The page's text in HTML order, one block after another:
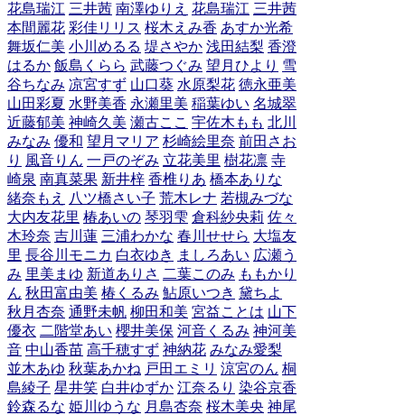
花島瑞江 三井茜 南澤ゆりえ 花島瑞江 三井茜
本間麗花 彩佳リリス 桜木えみ香 あすか光希
舞坂仁美 小川めるる 堤さやか 浅田結梨 香澄
はるか 飯島くらら 武藤つぐみ 望月ひより 雪
谷ちなみ 凉宮すず 山口葵 水原梨花 徳永亜美
山田彩夏 水野美香 永瀬里美 稲葉ゆい 名城翠
近藤郁美 神崎久美 瀬古ここ 宇佐木もも 北川
みなみ 優和 望月マリア 杉崎絵里奈 前田さお
り 風音りん 一戸のぞみ 立花美里 樹花凛 寺
崎泉 南真菜果 新井梓 香椎りあ 橋本ありな
緒奈もえ
八ツ橋さい子 荒木レナ 若槻みづな
大内友花里 椿あいの 琴羽雫 倉科紗央莉 佐々
木玲奈 吉川蓮 三浦わかな 春川せせら 大塩友
里 長谷川モニカ 白衣ゆき ましろあい 広瀬う
み 里美まゆ 新道ありさ 二葉このみ ももかり
ん 秋田富由美 椿くるみ 鮎原いつき 黛ちよ
秋月杏奈 通野未帆 柳田和美 宮益ことは 山下
優衣 二階堂あい 櫻井美保 河音くるみ 神河美
音 中山香苗 高千穂すず 神納花 みなみ愛梨
並木あゆ 秋葉あかね 戸田エミリ 涼宮のん 桐
島綾子 星井笑 白井ゆずか 江奈るり 染谷京香
鈴森るな 姫川ゆうな 月島杏奈 桜木美央 神尾